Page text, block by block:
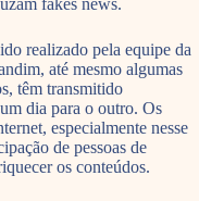
realizado pela equipe da
até mesmo algumas
têm transmitido
dia para o outro. Os
especialmente nesse
de pessoas de
os conteúdos.